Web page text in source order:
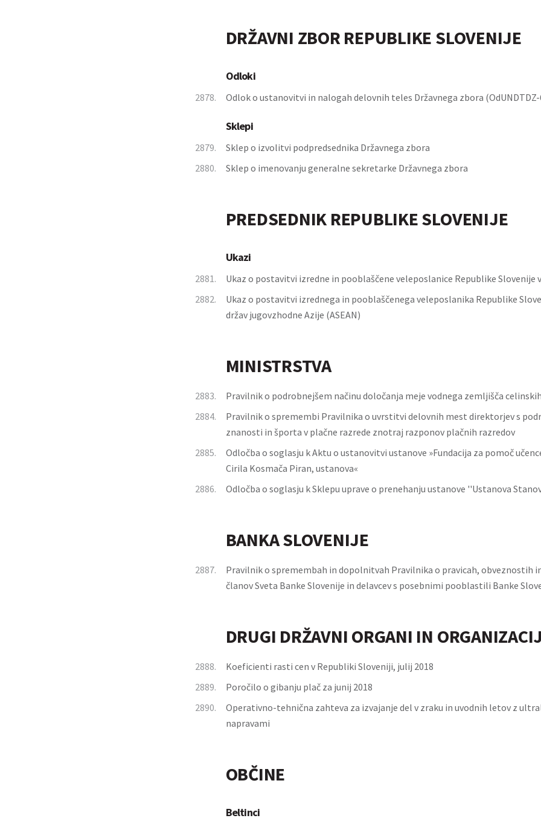
DRŽAVNI ZBOR REPUBLIKE SLOVENIJE
Odloki
2878. Odlok o ustanovitvi in nalogah delovnih teles Državnega zbora
Sklepi
2879.
Sklep o izvolitvi podpredsednika Državnega zbora
2880.
Sklep o imenovanju generalne sekretarke Državnega zbora
PREDSEDNIK REPUBLIKE SLOVENIJE
Ukazi
2881.
Ukaz o postavitvi izredne in pooblaščene veleposlanice Republike Slovenije
2882.
Ukaz o postavitvi izrednega in pooblaščenega veleposlanika Republike
držav jugovzhodne Azije (ASEAN)
MINISTRSTVA
2883.
Pravilnik o podrobnejšem načinu določanja meje vodnega zemljišča
2884.
Pravilnik o spremembi Pravilnika o uvrstitvi delovnih mest direktorjev s
znanosti in športa v plačne razrede znotraj razponov plačnih razredov
2885.
Odločba o soglasju k Aktu o ustanovitvi ustanove »Fundacija za pomoč
Cirila Kosmača Piran, ustanova«
2886.
Odločba o soglasju k Sklepu uprave o prenehanju ustanove ''Ustanova
BANKA SLOVENIJE
2887.
Pravilnik o spremembah in dopolnitvah Pravilnika o pravicah, obveznostih
članov Sveta Banke Slovenije in delavcev s posebnimi pooblastili Banke
DRUGI DRŽAVNI ORGANI IN
2888.
Koeficienti rasti cen v Republiki Sloveniji, julij 2018
2889.
Poročilo o gibanju plač za junij 2018
2890.
Operativno-tehnična zahteva za izvajanje del v zraku in uvodnih letov z
napravami
OBČINE
Beltinci